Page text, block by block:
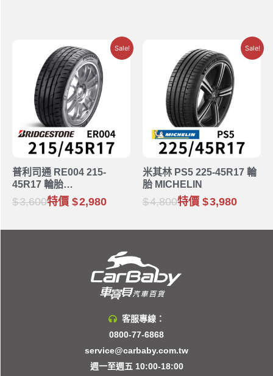
Sale!
普利司通 RE004 215-
45R17 輪胎
BRIDGESTONE
3,600特價 2,980
Sale!
米其林 PS5 225-45R17 輪
胎 MICHELIN
4,800特價 3,980
客服專線：
0800-77-6868
service@carbaby.com.tw
週一至週五 10:00-18:00